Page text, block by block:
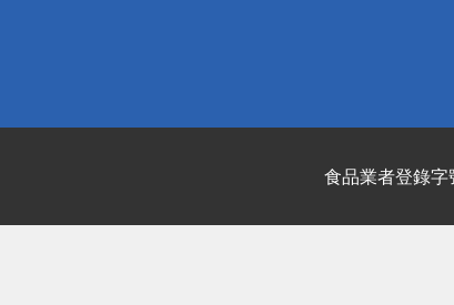
食品業者登錄